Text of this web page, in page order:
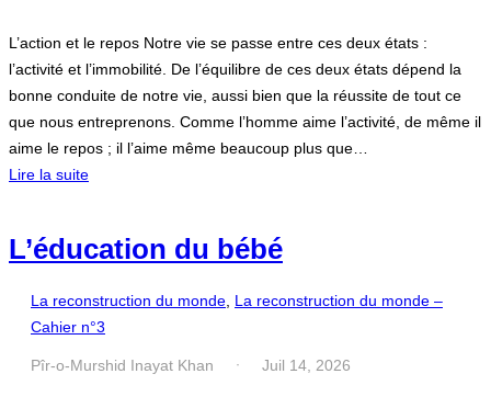
L’action et le repos Notre vie se passe entre ces deux états :
l’activité et l’immobilité. De l’équilibre de ces deux états dépend la
bonne conduite de notre vie, aussi bien que la réussite de tout ce
que nous entreprenons. Comme l’homme aime l’activité, de même il
aime le repos ; il l’aime même beaucoup plus que…
Lire la suite
L’éducation du bébé
La reconstruction du monde La reconstruction du monde –
Cahier n°3
Pîr-o-Murshid Inayat Khan · Juil 14, 2026